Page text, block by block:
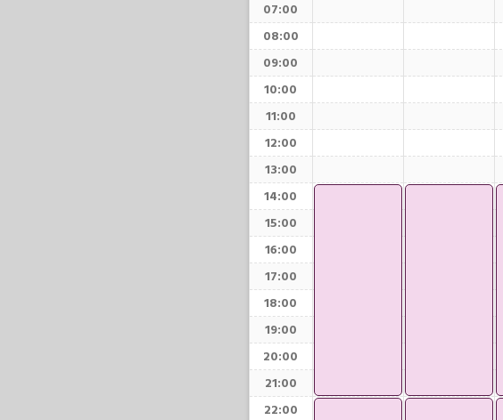
07:00
08:00
09:00
10:00
11:00
12:00
13:00
14:00
15:00
16:00
17:00
18:00
19:00
20:00
21:00
22:00